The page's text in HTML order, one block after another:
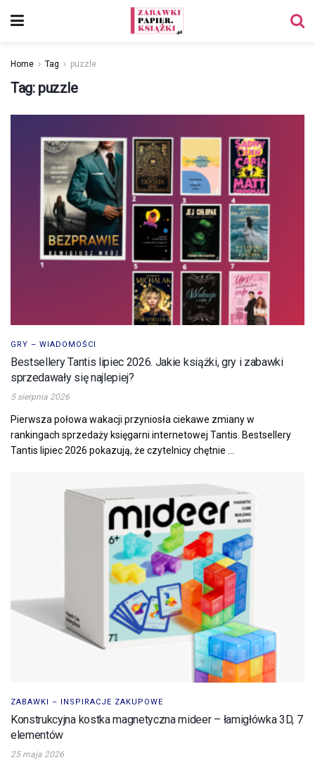
Home Tag puzzle
Tag: puzzle
GRY – WIADOMOŚCI
Bestsellery Tantis lipiec 2026. Jakie książki, gry i zabawki
sprzedawały się najlepiej?
5 sierpnia 2026
Pierwsza połowa wakacji przyniosła ciekawe zmiany w
rankingach sprzedaży księgarni internetowej Tantis. Bestsellery
Tantis lipiec 2026 pokazują, że czytelnicy chętnie ...
ZABAWKI – INSPIRACJE ZAKUPOWE
Konstrukcyjna kostka magnetyczna mideer – łamigłówka 3D, 7
elementów
25 maja 2026